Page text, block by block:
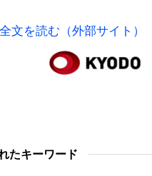
文を読む（外部サイト）
たキーワード